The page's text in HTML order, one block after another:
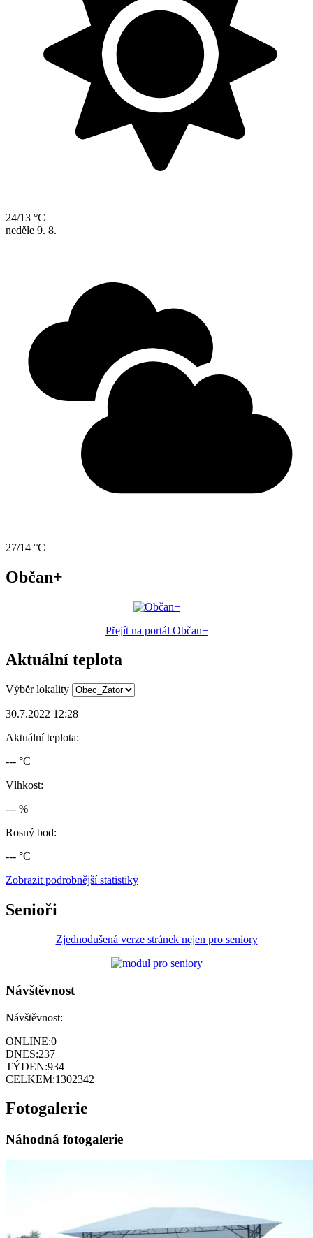
24/13 °C
neděle 9. 8.
27/14 °C
Občan+
Přejít na portál Občan+
Aktuální teplota
Výběr lokality
30.7.2022 12:28
Aktuální teplota:
--- °C
Vlhkost:
--- %
Rosný bod:
--- °C
Zobrazit podrobnější statistiky
Senioři
Zjednodušená verze stránek nejen pro seniory
Návštěvnost
Návštěvnost:
ONLINE:0
DNES:237
TÝDEN:934
CELKEM:1302342
Fotogalerie
Náhodná fotogalerie